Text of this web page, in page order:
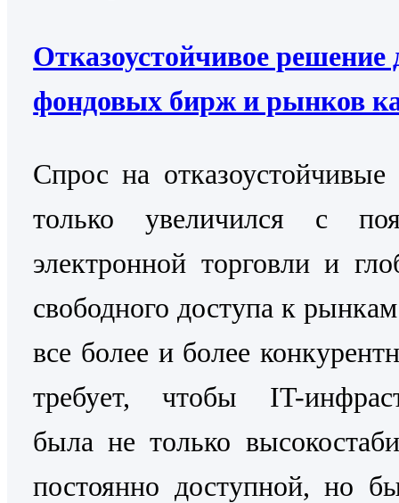
Отказоустойчивое решение
фондовых бирж и рынков
Cпрос на
только увеличился с
электронной торговли и
свободного доступа к
все более и более
требует, чтобы IT-
была не только
постоянно доступной, но